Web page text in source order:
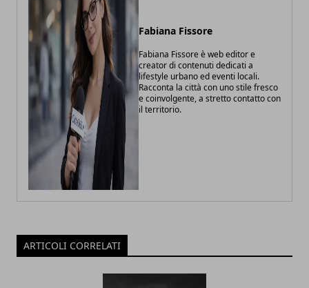
Fabiana Fissore
Fabiana Fissore è web editor e
creator di contenuti dedicati a
lifestyle urbano ed eventi locali.
Racconta la città con uno stile fresco
e coinvolgente, a stretto contatto con
il territorio.
ARTICOLI CORRELATI